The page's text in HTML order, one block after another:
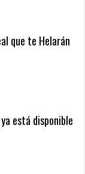
que te Helarán
está disponible